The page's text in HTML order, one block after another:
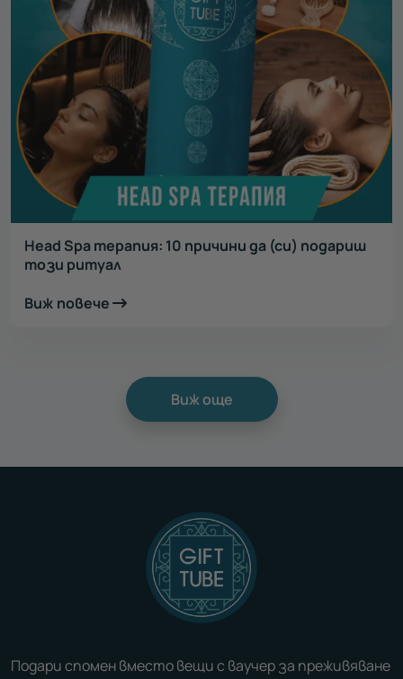
Head Spa терапия: 10 причини да (си) подариш
този ритуал
Виж повече
Виж още
Подари спомен вместо вещи с ваучер за преживяване